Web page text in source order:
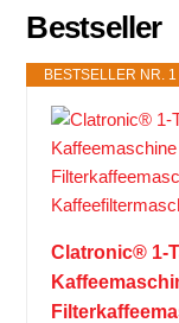
Bestseller
BESTSELLER NR. 1
Clatronic® 1-